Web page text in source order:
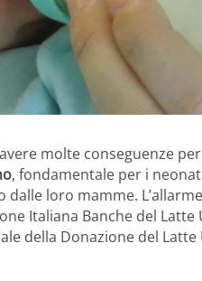
molte conseguenze
, fondamentale per i
loro mamme.
Italiana Banche del
della Donazione del Latte